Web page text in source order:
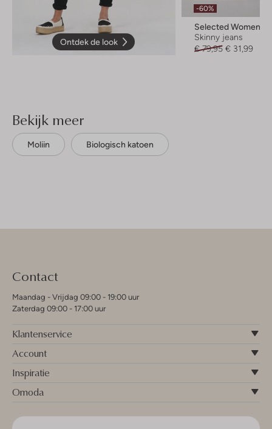
Ontdek de look
-60%
Selected Women
Skinny jeans
€ 79,95 € 31,99
Bekijk meer
Moliin Biologisch katoen
Contact
Maandag - Vrijdag 09:00 - 19:00 uur
Zaterdag 09:00 - 17:00 uur
Klantenservice
Account
Inspiratie
Omoda